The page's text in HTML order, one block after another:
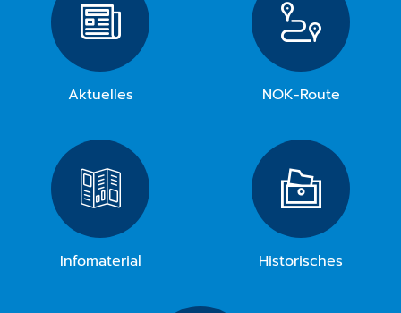
Aktuelles NOK-Route
Infomaterial Historisches